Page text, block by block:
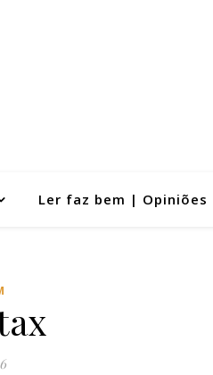
Ler faz bem | Opiniões